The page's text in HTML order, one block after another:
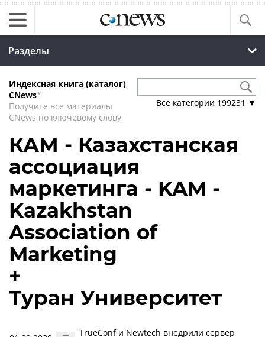
Разделы
Индексная книга (каталог)
CNews*
Получите все материалы
CNews по ключевому слову
Все категории 199231 ▼
КАМ - Казахстанская
ассоциация
маркетинга - KAM -
Kazakhstan
Association of
Marketing
+
Туран Университет
TrueConf и Newtech внедрили сервер